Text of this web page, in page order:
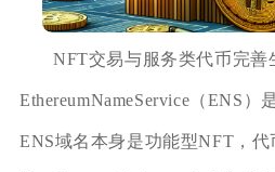
NFT交易与服务类代币完善
EthereumNameService（ENS）
ENS域名本身是功能型NFT，